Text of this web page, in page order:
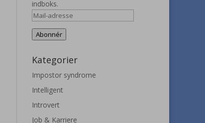
indboks.
Mail-
Abonnér
Kategorier
Impostor syndrome
Intelligent
Introvert
Job & Karriere